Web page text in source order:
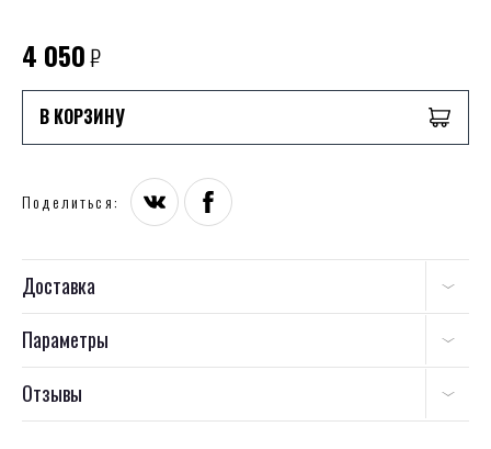
4 050₽
В КОРЗИНУ
Поделиться:
Доставка
Параметры
Отзывы